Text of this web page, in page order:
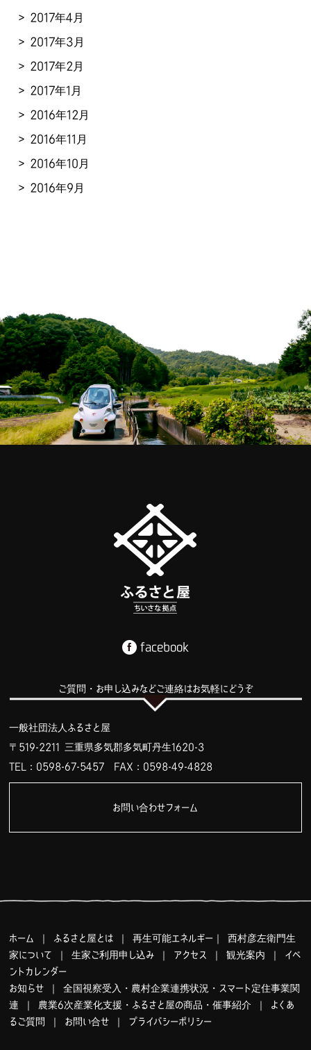
2017年4月
2017年3月
2017年2月
2017年1月
2016年12月
2016年11月
2016年10月
2016年9月
facebook
ご質問・お申し込みなどご連絡はお気軽にどうぞ
一般社団法人ふるさと屋
〒519-2211 三重県多気郡多気町丹生1620-3
TEL：0598-67-5457 FAX：0598-49-4828
お問い合わせフォーム
ホーム ふるさと屋とは ｜再生可能エネルギー ｜西村彦左衛門生
家について
｜生家ご利用申し込み アクセス ｜観光案内
イベ
ントカレンダー
お知らせ ｜全国視察受入・農村企業連携状況・スマート定住事業関
連
農業6次産業化支援・ふるさと屋の商品・催事紹介
よくあ
るご質問
お問い合せ プライバシーポリシー